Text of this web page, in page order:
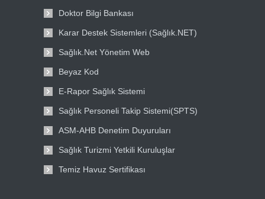
Doktor Bilgi Bankası
Karar Destek Sistemleri (Sağlık.NET)
Sağlık.Net Yönetim Web
Beyaz Kod
E-Rapor Sağlık Sistemi
Sağlık Personeli Takip Sistemi(SPTS)
ASM-AHB Denetim Duyuruları
Sağlık Turizmi Yetkili Kuruluşlar
Temiz Havuz Sertifikası